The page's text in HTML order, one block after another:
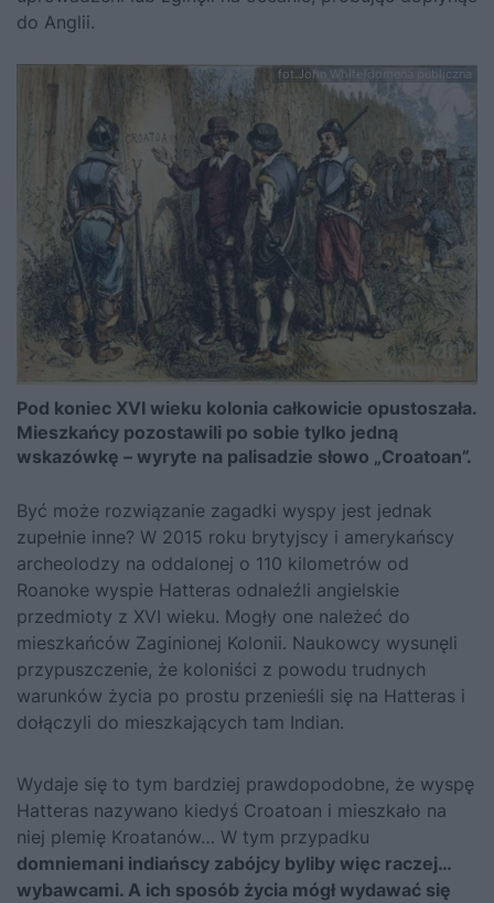
do Anglii.
fot.John White/domena publiczna
Pod koniec XVI wieku kolonia całkowicie opustoszała.
Mieszkańcy pozostawili po sobie tylko jedną
wskazówkę – wyryte na palisadzie słowo „Croatoan”.
Być może rozwiązanie zagadki wyspy jest jednak
zupełnie inne? W 2015 roku brytyjscy i amerykańscy
archeolodzy na oddalonej o 110 kilometrów od
Roanoke wyspie Hatteras odnaleźli angielskie
przedmioty z XVI wieku. Mogły one należeć do
mieszkańców Zaginionej Kolonii. Naukowcy wysunęli
przypuszczenie, że koloniści z powodu trudnych
warunków życia po prostu przenieśli się na Hatteras i
dołączyli do mieszkających tam Indian.
Wydaje się to tym bardziej prawdopodobne, że wyspę
Hatteras nazywano kiedyś Croatoan i mieszkało na
niej plemię Kroatanów… W tym przypadku
domniemani indiańscy zabójcy byliby więc raczej…
wybawcami. A ich sposób życia mógł wydawać się